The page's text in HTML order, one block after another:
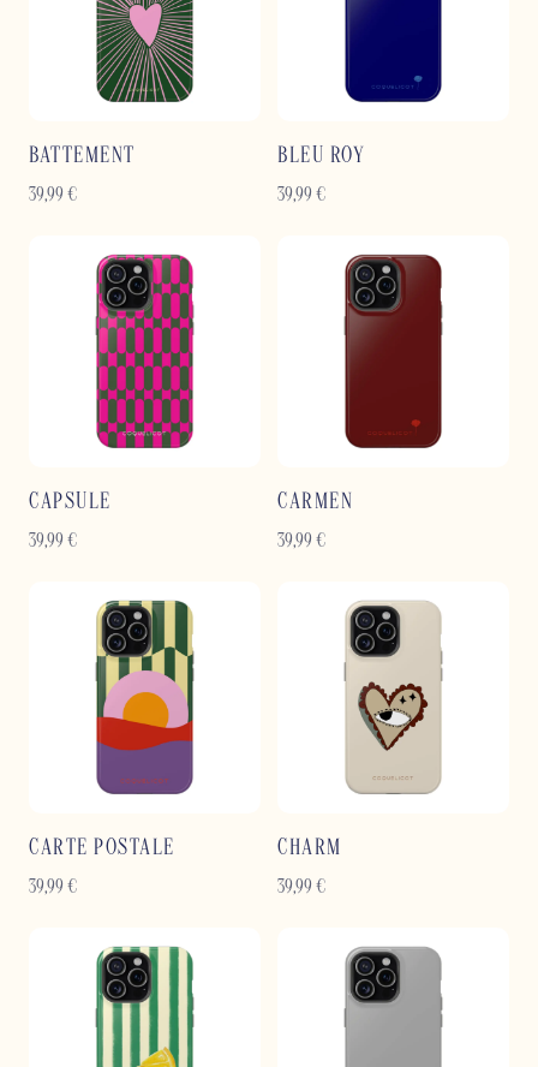
BATTEMENT
39,99 €
BLEU ROY
39,99 €
CAPSULE
39,99 €
CARMEN
39,99 €
CARTE POSTALE
39,99 €
CHARM
39,99 €